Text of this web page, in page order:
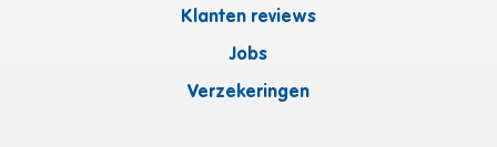
Klanten reviews
Jobs
Verzekeringen